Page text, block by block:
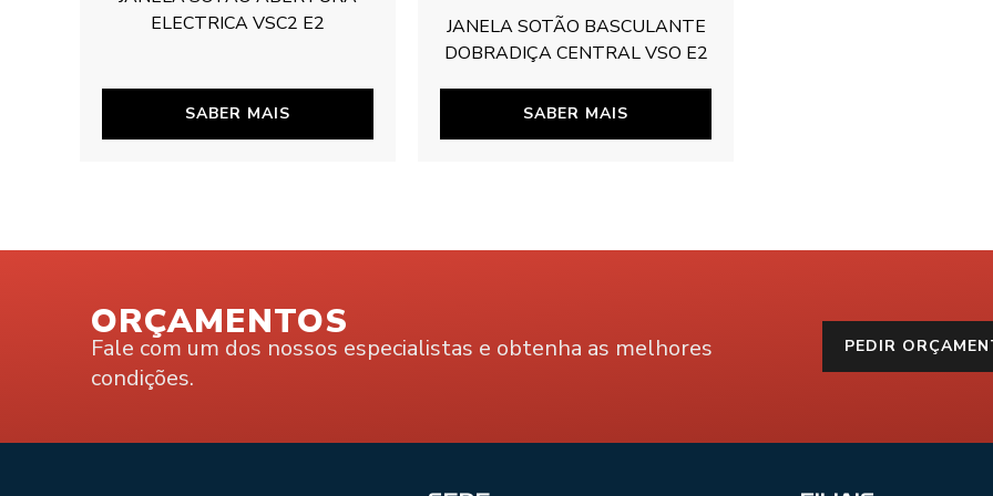
ELECTRICA VSC2 E2
SABER MAIS
JANELA SOTÃO BASCULANTE
DOBRADIÇA CENTRAL VSO E2
SABER MAIS
ORÇAMENTOS
Fale com um dos nossos especialistas e obtenha as melhores
condições.
PEDIR